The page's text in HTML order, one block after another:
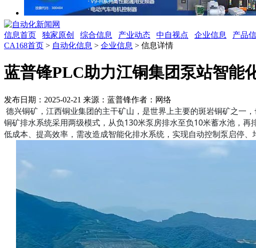
信息首页 独家原创 综合信息 产业动态 中自视点 企业信息 产品
CA168首页 > 自动化信息 > 企业信息 > 信息详情
蓝普锋PLC助力江铜集团泵站智能
发布日期：2025-02-21 来源：蓝普锋作者：网络
德兴铜矿，江西铜业集团的主干矿山，是世界上主要的斑岩铜矿之一
铜矿排水系统采用两级模式，从负130米泵房排水至负10米蓄水池，再
低成本、提高效率，需改造成智能化排水系统，实现自动控制泵启停